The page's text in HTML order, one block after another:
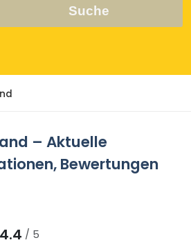
Suche
– Aktuelle
Bewertungen
4.4 / 5